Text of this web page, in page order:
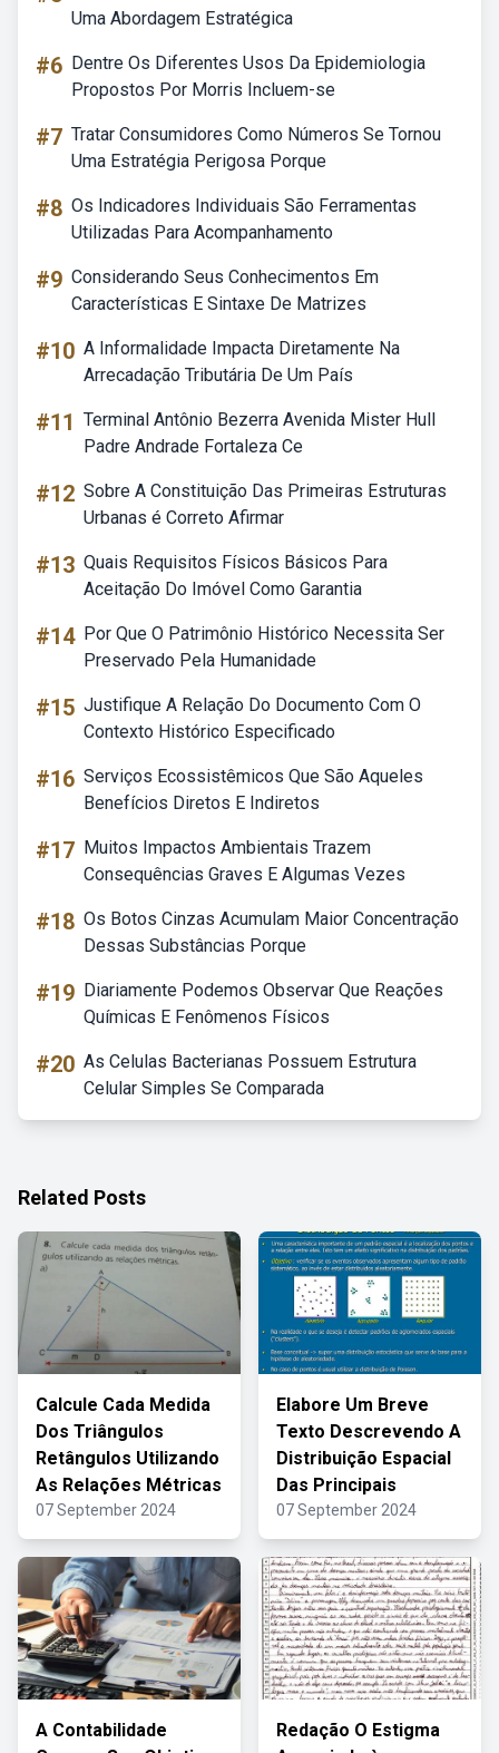
Uma Abordagem Estratégica
#6 Dentre Os Diferentes Usos Da Epidemiologia
Propostos Por Morris Incluem-se
#7 Tratar Consumidores Como Números Se Tornou
Uma Estratégia Perigosa Porque
#8 Os Indicadores Individuais São Ferramentas
Utilizadas Para Acompanhamento
#9 Considerando Seus Conhecimentos Em
Características E Sintaxe De Matrizes
#10 A Informalidade Impacta Diretamente Na
Arrecadação Tributária De Um País
#11 Terminal Antônio Bezerra Avenida Mister Hull
Padre Andrade Fortaleza Ce
#12 Sobre A Constituição Das Primeiras Estruturas
Urbanas é Correto Afirmar
#13 Quais Requisitos Físicos Básicos Para
Aceitação Do Imóvel Como Garantia
#14 Por Que O Patrimônio Histórico Necessita Ser
Preservado Pela Humanidade
#15 Justifique A Relação Do Documento Com O
Contexto Histórico Especificado
#16 Serviços Ecossistêmicos Que São Aqueles
Benefícios Diretos E Indiretos
#17 Muitos Impactos Ambientais Trazem
Consequências Graves E Algumas Vezes
#18 Os Botos Cinzas Acumulam Maior Concentração
Dessas Substâncias Porque
#19 Diariamente Podemos Observar Que Reações
Químicas E Fenômenos Físicos
#20 As Celulas Bacterianas Possuem Estrutura
Celular Simples Se Comparada
Related Posts
Calcule Cada Medida
Dos Triângulos
Retângulos Utilizando
As Relações Métricas
07 September 2024
Elabore Um Breve
Texto Descrevendo A
Distribuição Espacial
Das Principais
07 September 2024
A Contabilidade
Redação O Estigma